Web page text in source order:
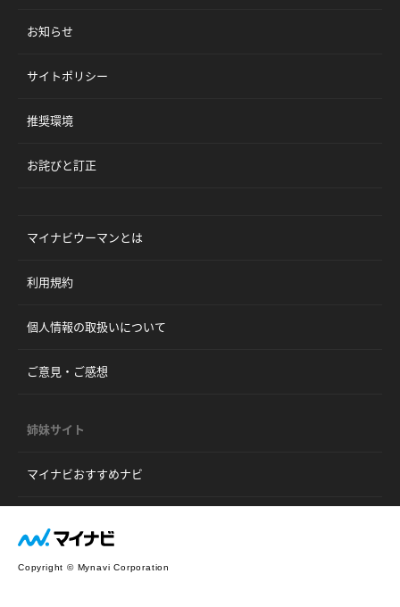
お知らせ
サイトポリシー
推奨環境
お詫びと訂正
マイナビウーマンとは
利用規約
個人情報の取扱いについて
ご意見・ご感想
姉妹サイト
マイナビおすすめナビ
Copyright © Mynavi Corporation